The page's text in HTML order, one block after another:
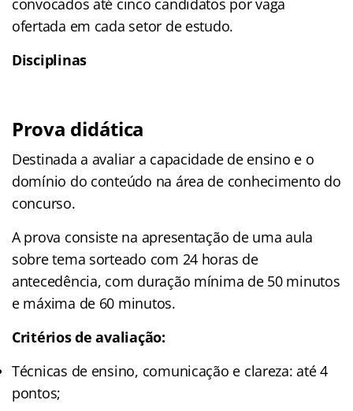
convocados até cinco candidatos por vaga
ofertada em cada setor de estudo.
Disciplinas
Prova didática
Destinada a avaliar a capacidade de ensino e o
domínio do conteúdo na área de conhecimento do
concurso.
A prova consiste na apresentação de uma aula
sobre tema sorteado com 24 horas de
antecedência, com duração mínima de 50 minutos
e máxima de 60 minutos.
Critérios de avaliação:
Técnicas de ensino, comunicação e clareza: até 4
pontos;